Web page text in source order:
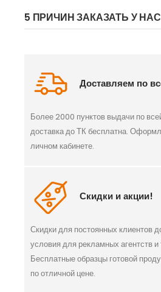
5 ПРИЧИН ЗАКАЗАТЬ У НАС
Доставляем по
Более 2000 пунктов выдачи по
доставка до ТК бесплатна.
личном кабинете.
Скидки и акции!
Скидки для постоянных клиентов
условия для рекламных агентств и
Бесплатные образцы готовой
по отличной цене.